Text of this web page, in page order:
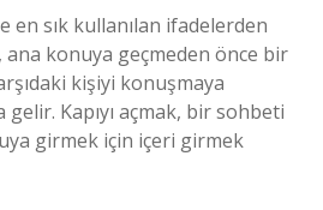
en sık kullanılan ifadelerden
ana konuya geçmeden önce bir
kişiyi konuşmaya
gelir. Kapıyı açmak, bir sohbeti
girmek için içeri girmek